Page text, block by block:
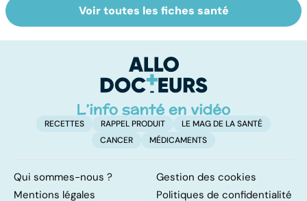
Alimentation :
mangeons-nous
Les féculents, un
carburant
pour l'organisme
Voir toutes les fiches santé
RECETTES RAPPEL PRODUIT
LE MAG DE LA SANTÉ
CANCER
MÉDICAMENTS
Qui sommes-nous ?
Gestion des cookies
Mentions légales
Politiques de confidentialité